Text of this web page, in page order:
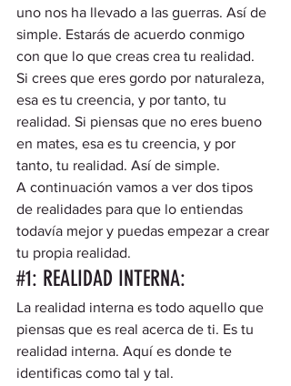
uno nos ha llevado a las guerras. Así de
simple. Estarás de acuerdo conmigo
con que lo que creas crea tu realidad.
Si crees que eres gordo por naturaleza,
esa es tu creencia, y por tanto, tu
realidad. Si piensas que no eres bueno
en mates, esa es tu creencia, y por
tanto, tu realidad. Así de simple.
A continuación vamos a ver dos tipos
de realidades para que lo entiendas
todavía mejor y puedas empezar a crear
tu propia realidad.
#1: REALIDAD INTERNA:
La realidad interna es todo aquello que
piensas que es real acerca de ti. Es tu
realidad interna. Aquí es donde te
identificas como tal y tal.